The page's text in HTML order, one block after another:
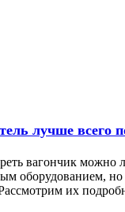
лучше всего
вагончик
оборудованием, но
их